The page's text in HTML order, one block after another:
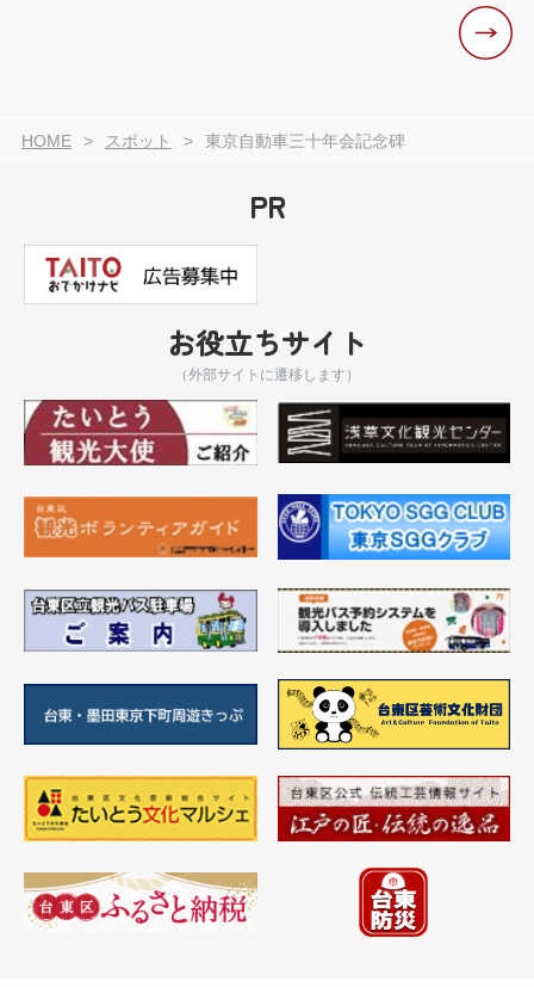
HOME スポット 東京自動車三十年会記念碑
PR
お役立ちサイト
（外部サイトに遷移します）